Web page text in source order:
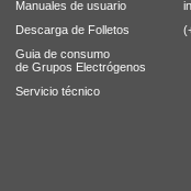
Manuales de usuario
Descarga de Folletos
Guia de consumo
de Grupos Electrógenos
Servicio técnico